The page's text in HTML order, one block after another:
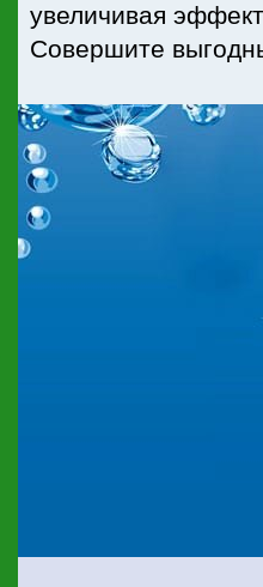
увеличивая
Совершите